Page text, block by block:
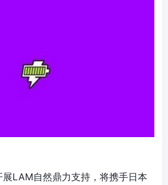
LAM自然鼎力支持，将携手日本